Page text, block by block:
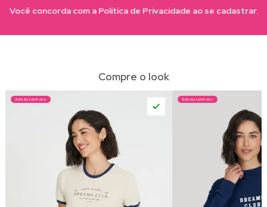
Você concorda com a Política de Privacidade ao se cadastrar.
Compre o look
Edição Limitada Edição Limitada